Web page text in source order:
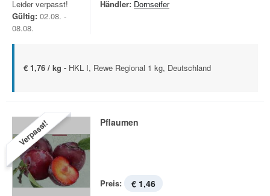
Leider verpasst!
Gültig: 02.08. -
08.08.
Händler: Dornseifer
€ 1,76 / kg - HKL I, Rewe Regional 1 kg, Deutschland
Verpasst! Pflaumen
Preis: € 1,46